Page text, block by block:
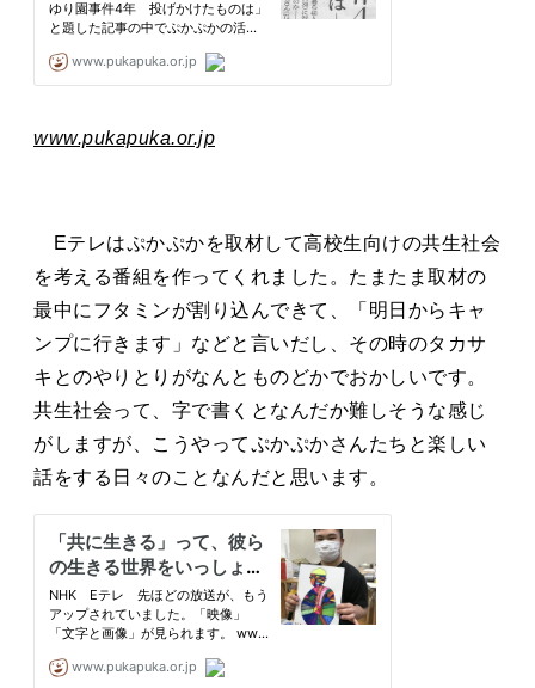
www.pukapuka.or.jp
Eテレはぷかぷかを取材して高校生向けの共生社会
を考える番組を作ってくれました。たまたま取材の
最中にフタミンが割り込んできて、「明日からキャ
ンプに行きます」などと言いだし、その時のタカサ
キとのやりとりがなんとものどかでおかしいです。
共生社会って、字で書くとなんだか難しそうな感じ
がしますが、こうやってぷかぷかさんたちと楽しい
話をする日々のことなんだと思います。